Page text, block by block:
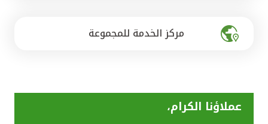
مركز الخدمة للمجموعة
عملاؤنا الكرام،